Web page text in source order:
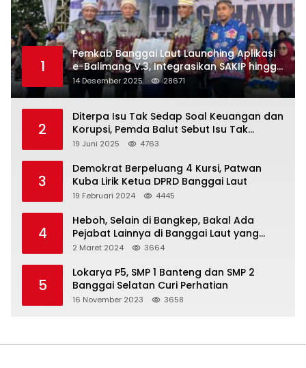
1
Pemkab Banggai Laut Launching Aplikasi
e-Balimang V.3, Integrasikan SAKIP hingga
Satu Data Layanan Publik
14 Desember 2025 28671
2
Diterpa Isu Tak Sedap Soal Keuangan dan
Korupsi, Pemda Balut Sebut Isu Tak
Berdasar
19 Juni 2025 4763
3
Demokrat Berpeluang 4 Kursi, Patwan
Kuba Lirik Ketua DPRD Banggai Laut
19 Februari 2024 4445
4
Heboh, Selain di Bangkep, Bakal Ada
Pejabat Lainnya di Banggai Laut yang
Bakal di Ciduk, Bagini Kata Kapolres!
2 Maret 2024 3664
5
Lokarya P5, SMP 1 Banteng dan SMP 2
Banggai Selatan Curi Perhatian
16 November 2023 3658